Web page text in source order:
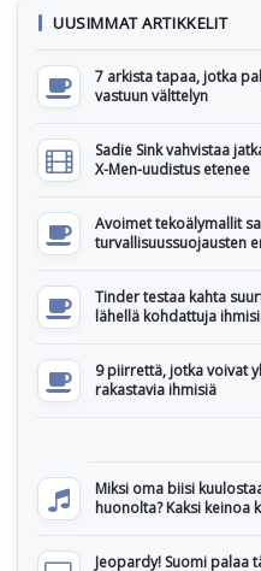
UUSIMMAT ARTIKKELIT
7 arkista tapaa, jotka
vastuun välttelyn
Sadie Sink vahvistaa
X-Men-uudistus etenee
Avoimet tekoälymallit
turvallisuussuojausten
Tinder testaa kahta
lähellä kohdattuja
9 piirrettä, jotka voivat
rakastavia ihmisiä
Miksi oma biisi
huonolta? Kaksi keinoa
Jeopardy! Suomi palaa